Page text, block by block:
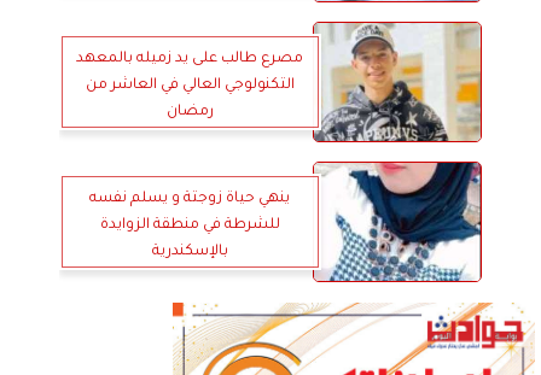
مصرع طالب على يد زميله بالمعهد
التكنولوجي العالي في العاشر من
رمضان
ينهي حياة زوجتة و يسلم نفسه
للشرطة في منطقة الزوايدة
بالإسكندرية